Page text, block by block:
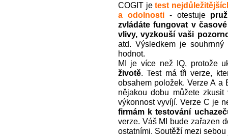
COGIT jetest
a odolnosti - otestuje
zvládáte fungovat v
vlivy, vyzkouší vaši
atd. Výsledkem je
hodnot.
MI je více než IQ, protože
životě. Test má tři verze,
obsahem položek. Verze A
nějakou dobu můžete
výkonnost vyvíjí. Verze C je
firmám k testování
verze. Váš MI bude zařazen
ostatními. Soutěží mezi